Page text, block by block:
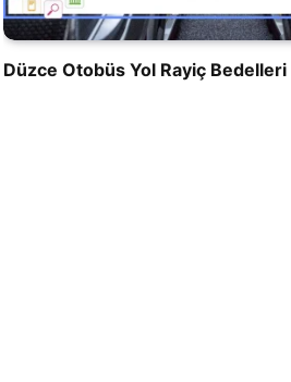
Düzce Otobüs Yol Rayiç